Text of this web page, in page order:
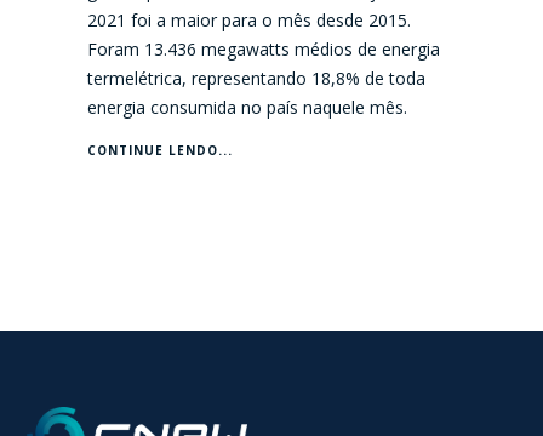
2021 foi a maior para o mês desde 2015.
Foram 13.436 megawatts médios de energia
termelétrica, representando 18,8% de toda
energia consumida no país naquele mês.
CONTINUE LENDO...